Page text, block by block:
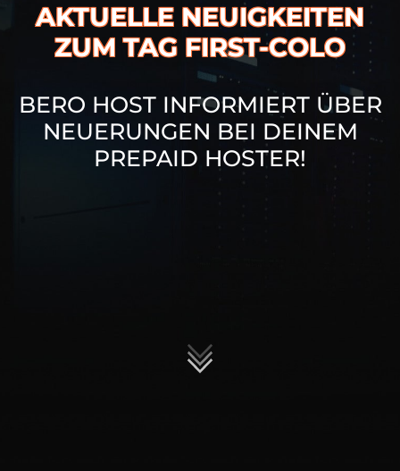
AKTUELLE NEUIGKEITEN
ZUM TAG FIRST-COLO
BERO HOST INFORMIERT ÜBER
NEUERUNGEN BEI DEINEM
PREPAID HOSTER!